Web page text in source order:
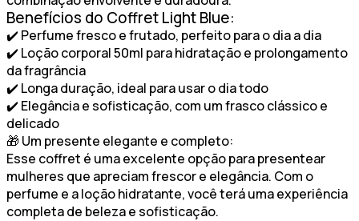
Benefícios do Coffret Light Blue:
✔️ Perfume fresco e frutado, perfeito para o dia a dia
✔️ Loção corporal 50ml para hidratação e prolongamento
da fragrância
✔️ Longa duração, ideal para usar o dia todo
✔️ Elegância e sofisticação, com um frasco clássico e
delicado
🎁 Um presente elegante e completo:
Esse coffret é uma excelente opção para presentear
mulheres que apreciam frescor e elegância. Com o
perfume e a loção hidratante, você terá uma experiência
completa de beleza e sofisticação.